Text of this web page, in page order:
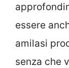
essere
amilasi
senza che